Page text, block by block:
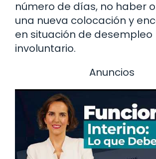
número de días, no haber
una nueva colocación y
en situación de desempleo
involuntario.
Anuncios